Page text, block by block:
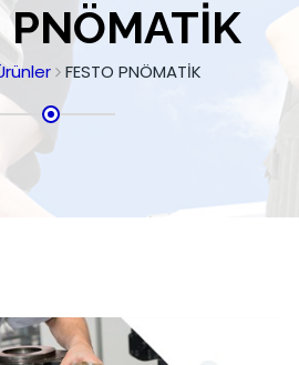
PNÖMATİK
FESTO PNÖMATİK